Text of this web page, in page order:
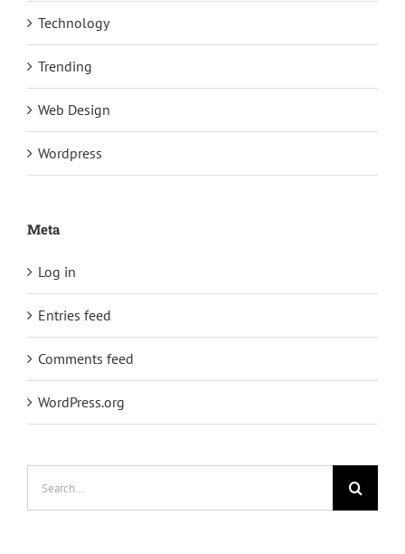
Technology
Trending
Web Design
Wordpress
Meta
Log in
Entries feed
Comments feed
WordPress.org